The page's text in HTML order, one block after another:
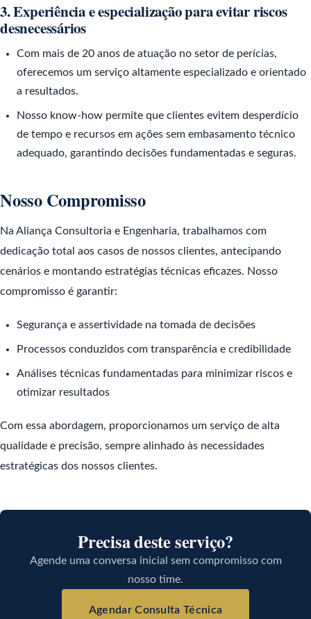
3. Experiência e especialização para evitar riscos
desnecessários
Com mais de 20 anos de atuação no setor de perícias,
oferecemos um serviço altamente especializado e orientado
a resultados.
Nosso know-how permite que clientes evitem desperdício
de tempo e recursos em ações sem embasamento técnico
adequado, garantindo decisões fundamentadas e seguras.
Nosso Compromisso
Na Aliança Consultoria e Engenharia, trabalhamos com
dedicação total aos casos de nossos clientes, antecipando
cenários e montando estratégias técnicas eficazes. Nosso
compromisso é garantir:
Segurança e assertividade na tomada de decisões
Processos conduzidos com transparência e credibilidade
Análises técnicas fundamentadas para minimizar riscos e
otimizar resultados
Com essa abordagem, proporcionamos um serviço de alta
qualidade e precisão, sempre alinhado às necessidades
estratégicas dos nossos clientes.
Precisa deste serviço?
Agende uma conversa inicial sem compromisso com
nosso time.
Agendar Consulta Técnica